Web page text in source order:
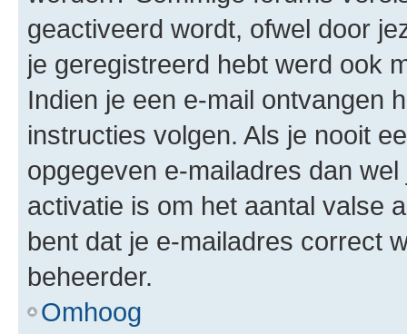
geactiveerd wordt, ofwel door
je geregistreerd hebt werd ook
Indien je een e-mail ontvangen
instructies volgen. Als je nooit
opgegeven e-mailadres dan
activatie is om het aantal valse
bent dat je e-mailadres correct
beheerder.
Omhoog